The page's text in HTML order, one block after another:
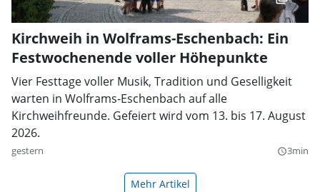
Kirchweih in Wolframs-Eschenbach: Ein
Festwochenende voller Höhepunkte
Vier Festtage voller Musik, Tradition und Geselligkeit
warten in Wolframs-Eschenbach auf alle
Kirchweihfreunde. Gefeiert wird vom 13. bis 17. August
2026.
gestern query_builder3min
Mehr Artikel